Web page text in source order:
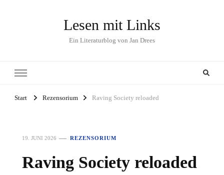
Lesen mit Links
Ein Literaturblog von Jan Drees
Start Rezensorium Raving Society reloaded
19. JUNI 2026 REZENSORIUM
Raving Society reloaded